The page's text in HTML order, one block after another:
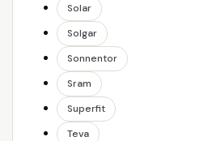
Solar
Solgar
Sonnentor
Sram
Superfit
Teva